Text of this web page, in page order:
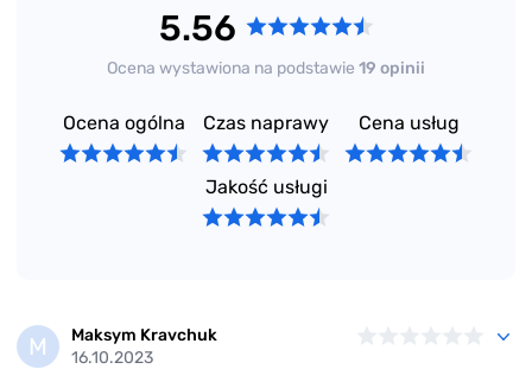
5.56
Ocena wystawiona na podstawie 19 opinii
Ocena ogólna Czas naprawy Cena usług
Jakość usługi
M
Maksym Kravchuk
16.10.2023